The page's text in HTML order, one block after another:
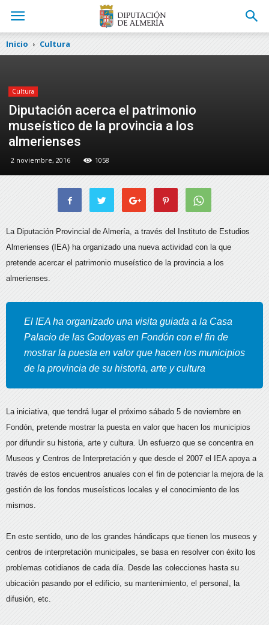
Inicio Cultura
Cultura
Diputación acerca el patrimonio
museístico de la provincia a los
almerienses
2 noviembre, 2016 1058
La Diputación Provincial de Almería, a través del Instituto de Estudios
Almerienses (IEA) ha organizado una nueva actividad con la que
pretende acercar el patrimonio museístico de la provincia a los
almerienses.
El IEA ha organizado una visita guiada a la Casa
Palacio de las Godoyas en Fondón con el fin de
mostrar la puesta en valor que hacen los municipios
de la provincia de su historia, arte y cultura
La iniciativa, que tendrá lugar el próximo sábado 5 de noviembre en
Fondón, pretende mostrar la puesta en valor que hacen los municipios
por difundir su historia, arte y cultura. Un esfuerzo que se concentra en
Museos y Centros de Interpretación y que desde el 2007 el IEA apoya a
través de estos encuentros anuales con el fin de potenciar la mejora de la
gestión de los fondos museísticos locales y el conocimiento de los
mismos.
En este sentido, uno de los grandes hándicaps que tienen los museos y
centros de interpretación municipales, se basa en resolver con éxito los
problemas cotidianos de cada día. Desde las colecciones hasta su
ubicación pasando por el edificio, su mantenimiento, el personal, la
difusión, etc.